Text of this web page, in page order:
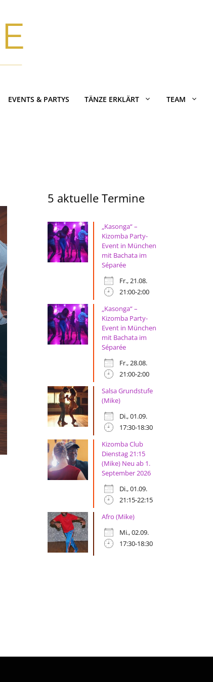
EVENTS & PARTYS TÄNZE ERKLÄRT TEAM
5 aktuelle Termine
„Kasonga“ –
Kizomba Party-
Event in München
mit Bachata im
Séparée
Fr., 21.08.
21:00-2:00
„Kasonga“ –
Kizomba Party-
Event in München
mit Bachata im
Séparée
Fr., 28.08.
21:00-2:00
Salsa Grundstufe
(Mike)
Di., 01.09.
17:30-18:30
Kizomba Club
Dienstag 21:15
(Mike) Neu ab 1.
September 2026
Di., 01.09.
21:15-22:15
Afro (Mike)
Mi., 02.09.
17:30-18:30